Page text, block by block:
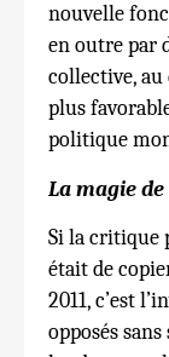
nouvelle
en outre par
collective,
plus
politique
La magie
Si la critique
était de
2011, c’est
opposés